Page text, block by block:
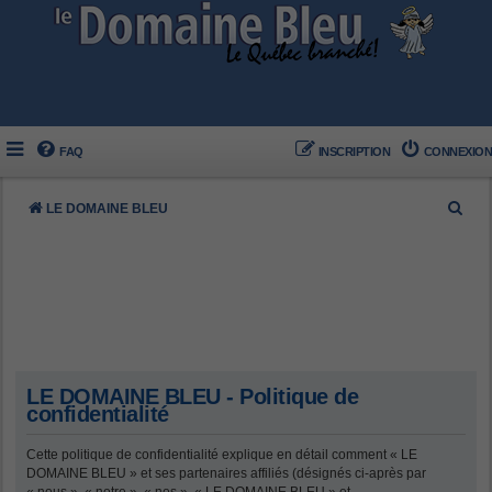
FAQ CONNEXION
INSCRIPTION
LE DOMAINE BLEU
LE DOMAINE BLEU - Politique de
confidentialité
Cette politique de confidentialité explique en détail comment « LE
DOMAINE BLEU » et ses partenaires affiliés (désignés ci-après par